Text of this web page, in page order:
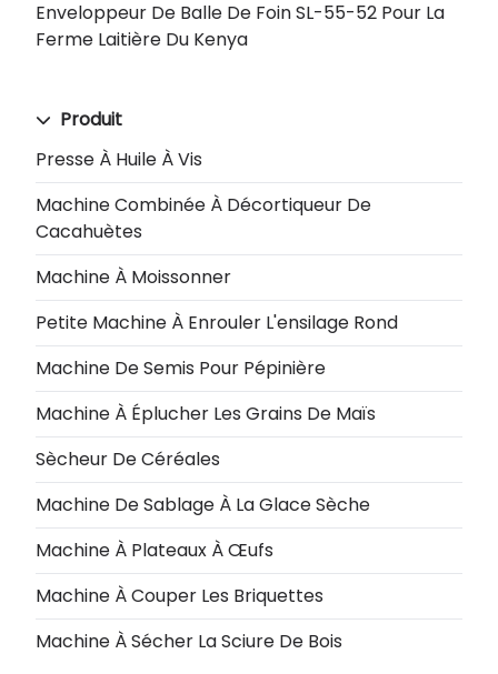
Enveloppeur De Balle De Foin SL-55-52 Pour La
Ferme Laitière Du Kenya
Produit
Presse À Huile À Vis
Machine Combinée À Décortiqueur De
Cacahuètes
Machine À Moissonner
Petite Machine À Enrouler L'ensilage Rond
Machine De Semis Pour Pépinière
Machine À Éplucher Les Grains De Maïs
Sècheur De Céréales
Machine De Sablage À La Glace Sèche
Machine À Plateaux À Œufs
Machine À Couper Les Briquettes
Machine À Sécher La Sciure De Bois